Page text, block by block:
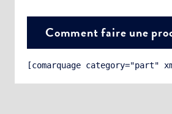
Comment faire une
[comarquage category="part"